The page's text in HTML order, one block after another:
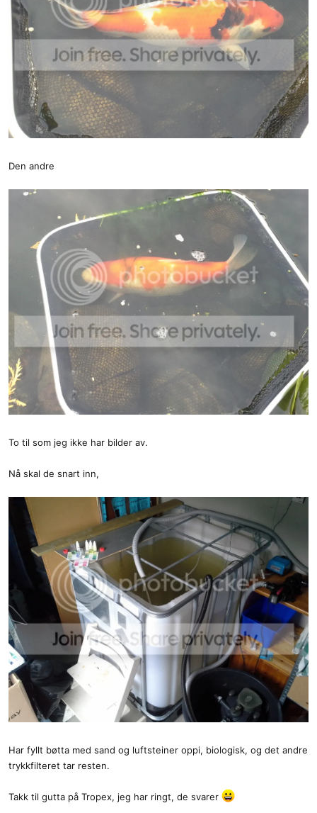
Den andre
To til som jeg ikke har bilder av.
Nå skal de snart inn,
Har fyllt bøtta med sand og luftsteiner oppi, biologisk, og det andre
trykkfilteret tar resten.
Takk til gutta på Tropex, jeg har ringt, de svarer